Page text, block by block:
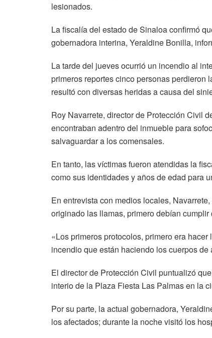
lesionados.
La fiscalía del estado de Sinaloa confirmó
gobernadora interina, Yeraldine Bonilla,
La tarde del jueves ocurrió un incendio al
primeros reportes cinco personas perdieron
resultó con diversas heridas a causa del
Roy Navarrete, director de Protección Civil
encontraban adentro del inmueble para
salvaguardar a los comensales.
En tanto, las víctimas fueron atendidas la
como sus identidades y años de edad para
En entrevista con medios locales,
originado las llamas, primero debían
«Los primeros protocolos, primero era
incendio que están haciendo los cuerpos de
El director de Protección Civil puntualizó
interio de la Plaza Fiesta Las Palmas en la
Por su parte, la actual gobernadora,
los afectados; durante la noche visitó los